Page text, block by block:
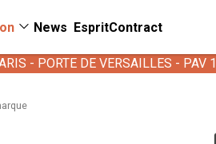
News EspritContract
- PORTE DE VERSAILLES - PAV 1